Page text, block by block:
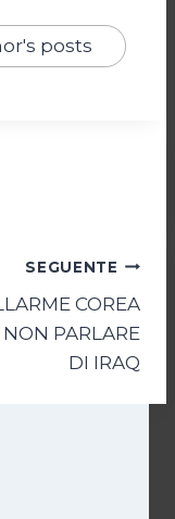
posts
SEGUENTE
COREA
NON PARLARE
DI IRAQ